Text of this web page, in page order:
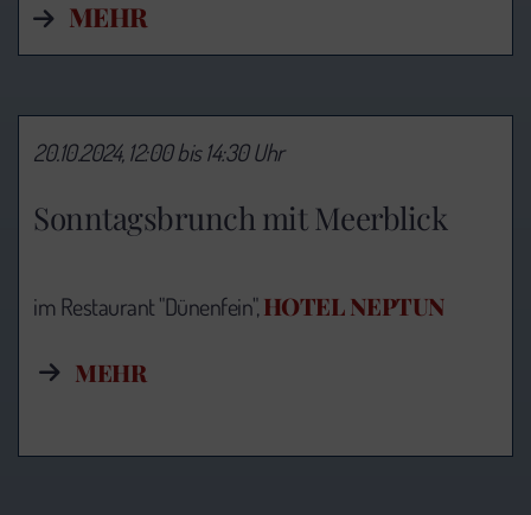
MEHR
Sonntagsbrunch mit Meerblick
20.10.2024, 12:00 bis 14:30 Uhr
im Restaurant "Dünenfein",HOTEL NEPTUN
MEHR